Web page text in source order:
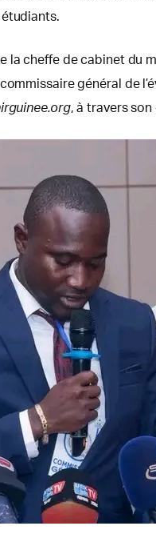
la cheffe de cabinet du
général de
, à travers son